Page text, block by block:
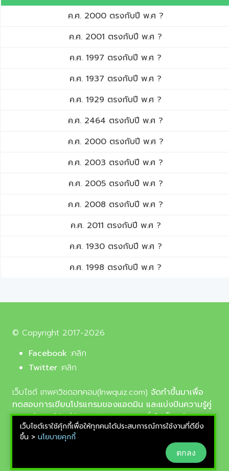
ค.ศ. 2000 ตรงกับปี พ.ศ ?
ค.ศ. 2001 ตรงกับปี พ.ศ ?
ค.ศ. 1997 ตรงกับปี พ.ศ ?
ค.ศ. 1937 ตรงกับปี พ.ศ ?
ค.ศ. 1929 ตรงกับปี พ.ศ ?
ค.ศ. 2464 ตรงกับปี พ.ศ ?
ค.ศ. 2000 ตรงกับปี พ.ศ ?
ค.ศ. 2003 ตรงกับปี พ.ศ ?
ค.ศ. 2005 ตรงกับปี พ.ศ ?
ค.ศ. 2008 ตรงกับปี พ.ศ ?
ค.ศ. 2011 ตรงกับปี พ.ศ ?
ค.ศ. 1930 ตรงกับปี พ.ศ ?
ค.ศ. 1998 ตรงกับปี พ.ศ ?
© Copyright 2017-2026
Facebook :คลิก
Twitter :คลิก
เว็บไซต์ เทพควิชดอทคอม(lnwquiz.com) จัดทำขึ้นมาเพื่อ
ทดสอบการเขียนโปรแกรมของแอดมิน และแบ่งปันความรู้คู่
ความบันเทิงให้แก่น้อง ๆ ตลอดจนบุคลทั่วไปเป็นหลัก,
รูปภาพที่นำมาใช้ประกอบบทความเป็นรูปภาพจากเว็บ
pixabay.com และunsplash.com ซึ่งเป็นเว็บแจกรูปฟรี
ลิขสิทธิ์แบบ CC0 ที่ช่างภาพจากทั่วโลกอัพโหลดไว้ให้
สามารถนำมาใช้ฟรีได้
เว็บไซต์เราใช้คุ้กกี้เพื่อให้ทุกคนได้ประสบการณ์การใช้งานที่ดียิ่ง
ขึ้น > นโยบายคุกกี้
ตกลง